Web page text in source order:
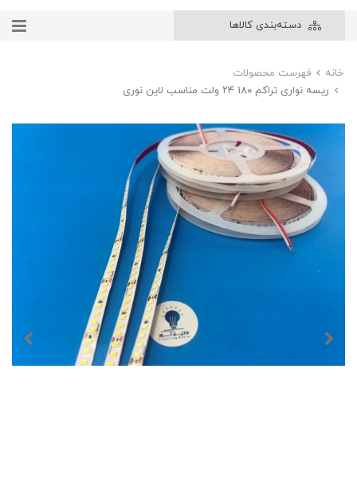
دسته‌بندی کالاها
خانه
فهرست محصولات
ریسه نواری تراکم ۱۸۰ ۲۴ ولت مناسب لاین نوری